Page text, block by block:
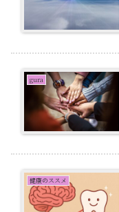
gura
健康のススメ